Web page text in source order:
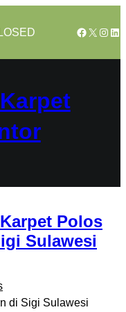
Facebook
X
Polos
Sulawesi
di Sigi Sulawesi